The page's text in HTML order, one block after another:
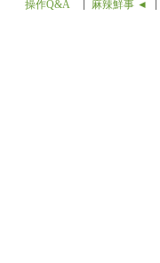
操作Q&A 麻辣鮮事 ◄